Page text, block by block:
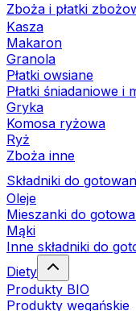
Zboża i płatki
Kasza
Makaron
Granola
Płatki owsiane
Płatki śniadaniowe i
Gryka
Komosa ryżowa
Ryż
Zboża inne
Składniki do
Oleje
Mieszanki do
Mąki
Inne składniki do
Diety
Produkty BIO
Produkty wegańskie